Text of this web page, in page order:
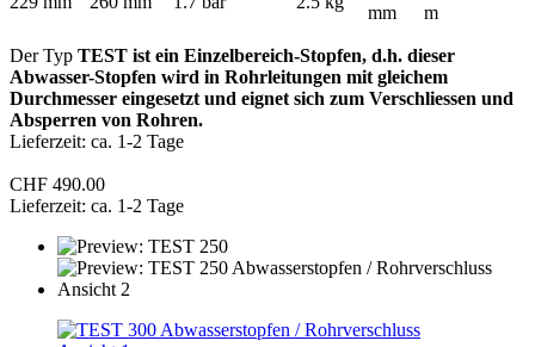
mm
m
Der Typ TEST ist ein Einzelbereich-Stopfen, d.h. dieser
Abwasser-Stopfen wird in Rohrleitungen mit gleichem
Durchmesser eingesetzt und eignet sich zum Verschliessen und
Absperren von Rohren.
Lieferzeit: ca. 1-2 Tage
CHF 490.00
Lieferzeit: ca. 1-2 Tage